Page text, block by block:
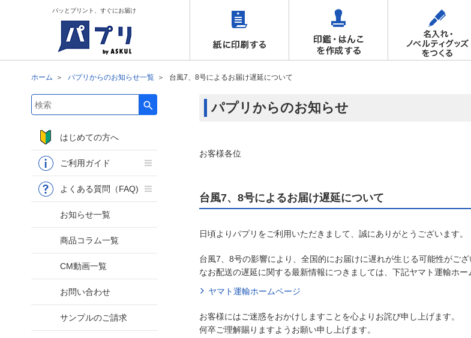
パッとプリント、すぐにお届け
ホーム パプリからのお知らせ一覧 台風7、8号によるお届け遅延について
パプリからのお知らせ
お客様各位
台風7、8号によるお届け遅延について
日頃よりパプリをご利用いただきまして、誠にありがとうございます。
台風7、8号の影響により、全国的にお届けに遅れが生じる可能性がござ
なお配送の遅延に関する最新情報につきましては、下記ヤマト運輸ホー
ヤマト運輸ホームページ
お客様にはご迷惑をおかけしますことを心よりお詫び申し上げます。
何卒ご理解賜りますようお願い申し上げます。
検索キーワード入力
はじめての方へ
ご利用ガイド
よくある質問（FAQ)
お知らせ一覧
商品コラム一覧
CM動画一覧
お問い合わせ
サンプルのご請求